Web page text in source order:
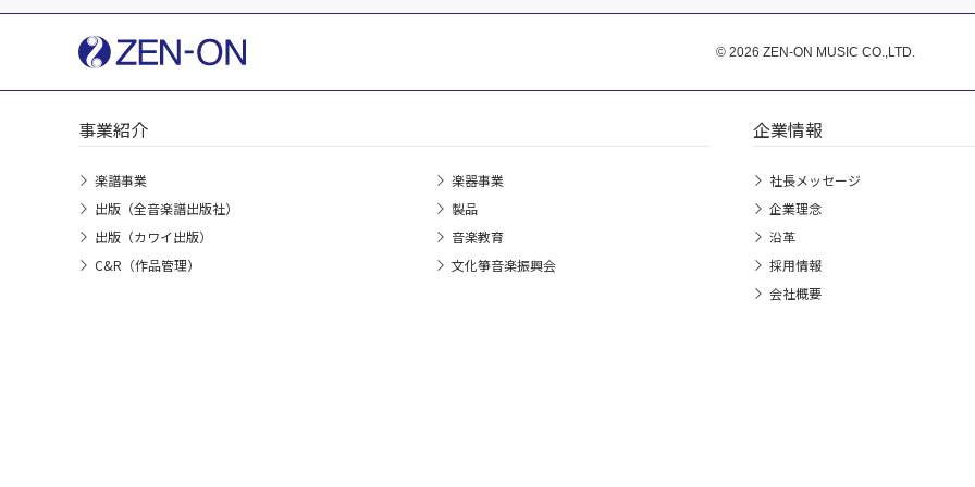
© 2026 ZEN-ON MUSIC CO.,LTD.
事業紹介
楽譜事業
出版（全音楽譜出版社）
出版（カワイ出版）
C&R（作品管理）
楽器事業
製品
音楽教育
文化箏音楽振興会
企業情報
社長メッセージ
企業理念
沿革
採用情報
会社概要